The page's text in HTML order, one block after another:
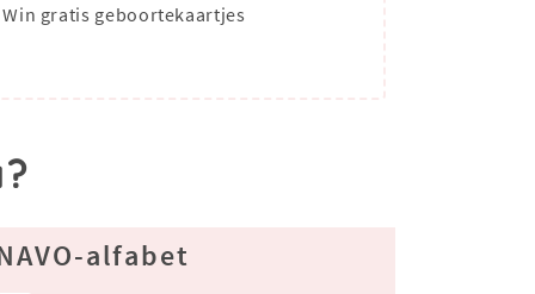
Win gratis geboortekaartjes
alfabet